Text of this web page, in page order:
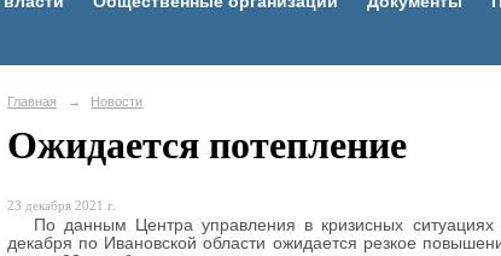
Главная → Новости
Ожидается потепление
23 декабря 2021 г.
По данным Центра управления в кризисных ситуациях
декабря по Ивановской области ожидается резкое